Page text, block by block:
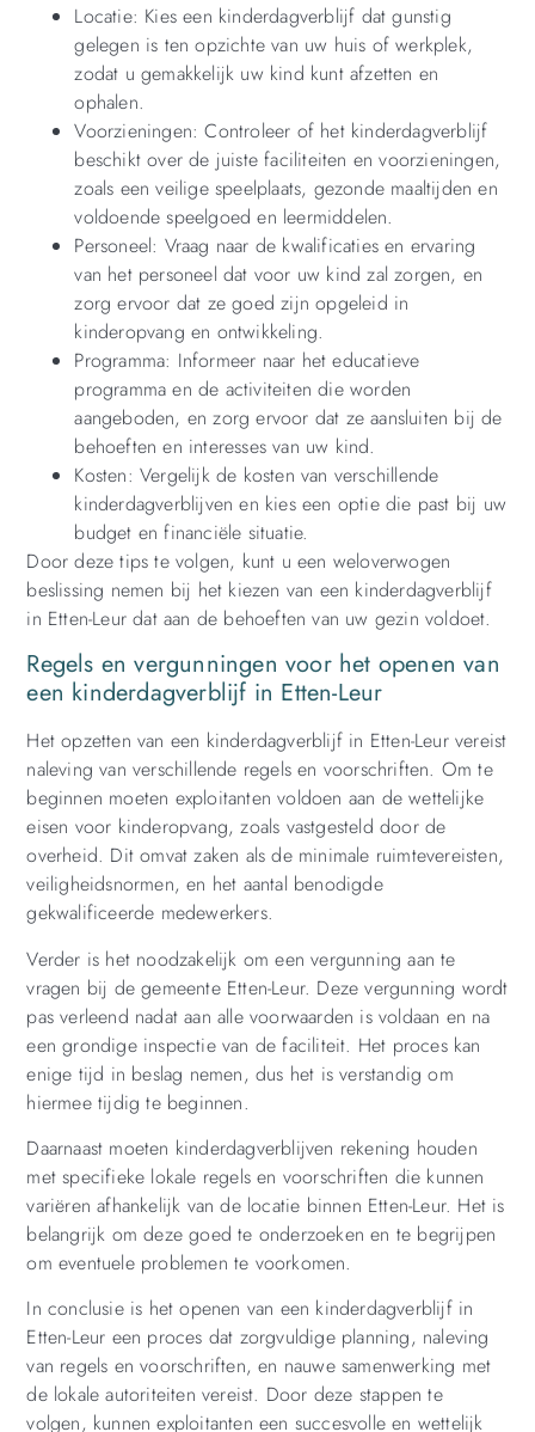
Locatie: Kies een kinderdagverblijf dat gunstig
gelegen is ten opzichte van uw huis of werkplek,
zodat u gemakkelijk uw kind kunt afzetten en
ophalen.
Voorzieningen: Controleer of het kinderdagverblijf
beschikt over de juiste faciliteiten en voorzieningen,
zoals een veilige speelplaats, gezonde maaltijden en
voldoende speelgoed en leermiddelen.
Personeel: Vraag naar de kwalificaties en ervaring
van het personeel dat voor uw kind zal zorgen, en
zorg ervoor dat ze goed zijn opgeleid in
kinderopvang en ontwikkeling.
Programma: Informeer naar het educatieve
programma en de activiteiten die worden
aangeboden, en zorg ervoor dat ze aansluiten bij de
behoeften en interesses van uw kind.
Kosten: Vergelijk de kosten van verschillende
kinderdagverblijven en kies een optie die past bij uw
budget en financiële situatie.
Door deze tips te volgen, kunt u een weloverwogen
beslissing nemen bij het kiezen van een kinderdagverblijf
in Etten-Leur dat aan de behoeften van uw gezin voldoet.
Regels en vergunningen voor het openen van
een kinderdagverblijf in Etten-Leur
Het opzetten van een kinderdagverblijf in Etten-Leur vereist
naleving van verschillende regels en voorschriften. Om te
beginnen moeten exploitanten voldoen aan de wettelijke
eisen voor kinderopvang, zoals vastgesteld door de
overheid. Dit omvat zaken als de minimale ruimtevereisten,
veiligheidsnormen, en het aantal benodigde
gekwalificeerde medewerkers.
Verder is het noodzakelijk om een vergunning aan te
vragen bij de gemeente Etten-Leur. Deze vergunning wordt
pas verleend nadat aan alle voorwaarden is voldaan en na
een grondige inspectie van de faciliteit. Het proces kan
enige tijd in beslag nemen, dus het is verstandig om
hiermee tijdig te beginnen.
Daarnaast moeten kinderdagverblijven rekening houden
met specifieke lokale regels en voorschriften die kunnen
variëren afhankelijk van de locatie binnen Etten-Leur. Het is
belangrijk om deze goed te onderzoeken en te begrijpen
om eventuele problemen te voorkomen.
In conclusie is het openen van een kinderdagverblijf in
Etten-Leur een proces dat zorgvuldige planning, naleving
van regels en voorschriften, en nauwe samenwerking met
de lokale autoriteiten vereist. Door deze stappen te
volgen, kunnen exploitanten een succesvolle en wettelijk